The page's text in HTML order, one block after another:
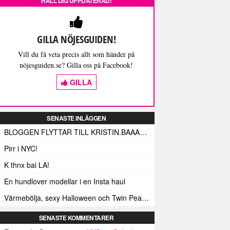
GILLA NÖJESGUIDEN!
Vill du få veta precis allt som händer på
nöjesguiden.se? Gilla oss på Facebook!
GILLA
SENASTE INLÄGGEN
BLOGGEN FLYTTAR TILL KRISTIN.BAAAM.SE!
Pirr i NYC!
K thnx bai LA!
En hundlover modellar i en Insta haul
Värmebölja, sexy Halloween och Twin Peaks i LA!
SENASTE KOMMENTARER